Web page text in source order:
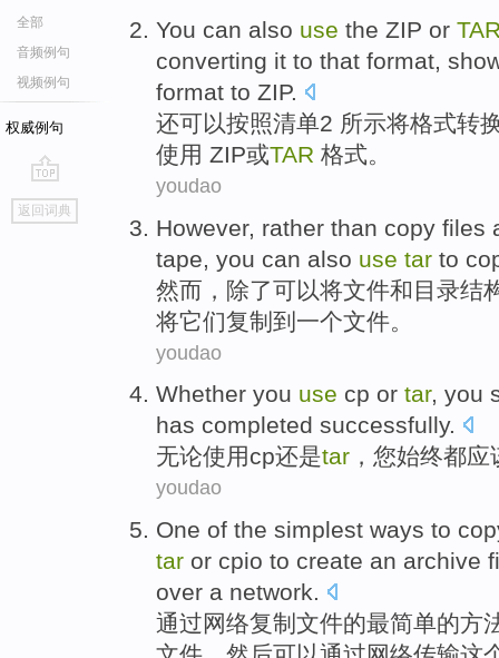
全部
音频例句
视频例句
权威例句
go
top
返回词典
You can also use the ZIP or
converting it to that format,
format to ZIP.
还可以按照清单2 所示将格式转
使用 ZIP或TAR 格式。
youdao
However, rather than copy files
tape you can also use tar to
然而 ， 除了可以将文件和 目录结
将它们复制 到 一个文件。
youdao
Whether you use cp or tar, you
has completed successfully.
无论使用cp还是tar ， 您始终都应
youdao
One of the simplest ways to
tar or cpio to create an archive
over a network.
通过网络复制 文件的最简单的方